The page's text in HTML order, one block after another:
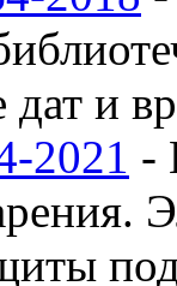
дат и
2021 -